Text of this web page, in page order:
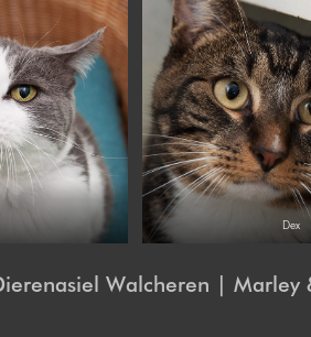
Dex
Walcheren | Marley